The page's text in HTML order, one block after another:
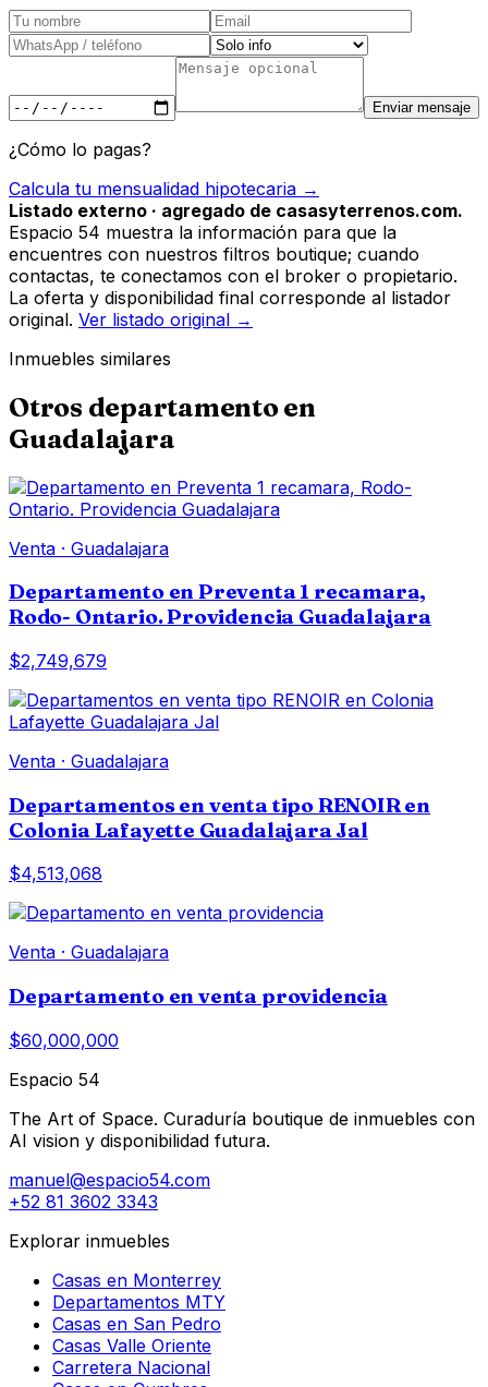
Enviar mensaje
¿Cómo lo pagas?
Calcula tu mensualidad hipotecaria →
Listado externo · agregado de casasyterrenos.com.
Espacio 54 muestra la información para que la
encuentres con nuestros filtros boutique; cuando
contactas, te conectamos con el broker o propietario.
La oferta y disponibilidad final corresponde al listador
original. Ver listado original →
Inmuebles similares
Otros departamentoen
Guadalajara
Venta · Guadalajara
Departamento en Preventa 1 recamara,
Rodo- Ontario. Providencia Guadalajara
$2,749,679
Venta · Guadalajara
Departamentos en venta tipo RENOIR en
Colonia Lafayette Guadalajara Jal
$4,513,068
Venta · Guadalajara
Departamento en venta providencia
$60,000,000
Espacio 54
The Art of Space. Curaduría boutique de inmuebles con
AI vision y disponibilidad futura.
manuel@espacio54.com
+52 81 3602 3343
Explorar inmuebles
Casas en Monterrey
Departamentos MTY
Casas en San Pedro
Casas Valle Oriente
Carretera Nacional